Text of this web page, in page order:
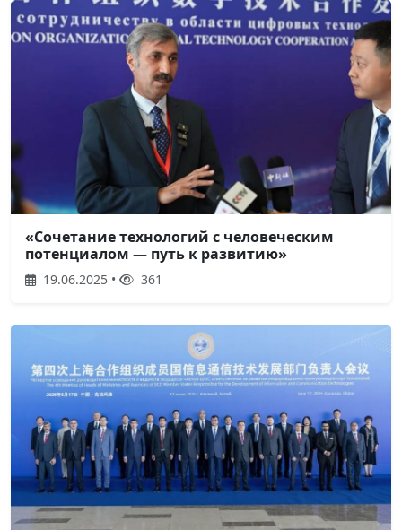
«Сочетание технологий с человеческим
потенциалом — путь к развитию»
19.06.2025 • 361